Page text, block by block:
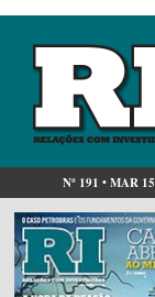
Nº 191 • MAR 15